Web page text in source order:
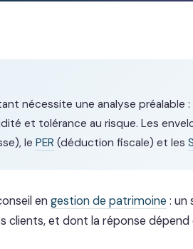
nécessite une analyse préalable
et tolérance au risque. Les
le PER (déduction fiscale) et les
engestion de patrimoine : un
clients, et dont la réponse